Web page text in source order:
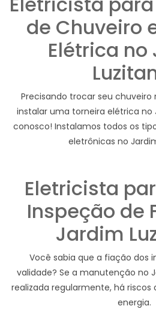
de Chuveiro
Elétrica
Precisando trocar seu chuveiro
instalar uma torneira elétrica no
conosco! Instalamos todos os
eletrônicas no
Eletricista
Inspeção de
Jardim
Você sabia que a fiação dos
validade? Se a manutenção no
realizada regularmente, há riscos
energia.